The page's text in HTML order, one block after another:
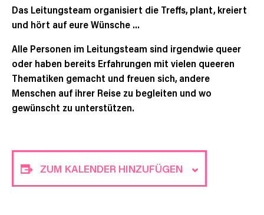
Das Leitungsteam organisiert die Treffs, plant, kreiert
und hört auf eure Wünsche …
Alle Personen im Leitungsteam sind irgendwie queer
oder haben bereits Erfahrungen mit vielen queeren
Thematiken gemacht und freuen sich, andere
Menschen auf ihrer Reise zu begleiten und wo
gewünscht zu unterstützen.
ZUM KALENDER HINZUFÜGEN